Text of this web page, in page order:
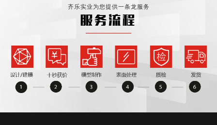
齐乐实业为您提供一条龙服务
服务流程